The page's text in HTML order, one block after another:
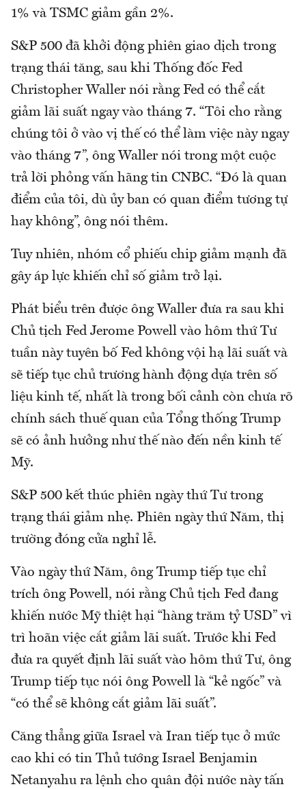
1% và TSMC giảm gần 2%.
S&P 500 đã khởi động phiên giao dịch trong
trạng thái tăng, sau khi Thống đốc Fed
Christopher Waller nói rằng Fed có thể cắt
giảm lãi suất ngay vào tháng 7. “Tôi cho rằng
chúng tôi ở vào vị thế có thể làm việc này ngay
vào tháng 7”, ông Waller nói trong một cuộc
trả lời phỏng vấn hãng tin CNBC. “Đó là quan
điểm của tôi, dù ủy ban có quan điểm tương tự
hay không”, ông nói thêm.
Tuy nhiên, nhóm cổ phiếu chip giảm mạnh đã
gây áp lực khiến chỉ số giảm trở lại.
Phát biểu trên được ông Waller đưa ra sau khi
Chủ tịch Fed Jerome Powell vào hôm thứ Tư
tuần này tuyên bố Fed không vội hạ lãi suất và
sẽ tiếp tục chủ trương hành động dựa trên số
liệu kinh tế, nhất là trong bối cảnh còn chưa rõ
chính sách thuế quan của Tổng thống Trump
sẽ có ảnh hưởng như thế nào đến nền kinh tế
Mỹ.
S&P 500 kết thúc phiên ngày thứ Tư trong
trạng thái giảm nhẹ. Phiên ngày thứ Năm, thị
trường đóng cửa nghỉ lễ.
Vào ngày thứ Năm, ông Trump tiếp tục chỉ
trích ông Powell, nói rằng Chủ tịch Fed đang
khiến nước Mỹ thiệt hại “hàng trăm tỷ USD” vì
trì hoãn việc cắt giảm lãi suất. Trước khi Fed
đưa ra quyết định lãi suất vào hôm thứ Tư, ông
Trump tiếp tục nói ông Powell là “kẻ ngốc” và
“có thể sẽ không cắt giảm lãi suất”.
Căng thẳng giữa Israel và Iran tiếp tục ở mức
cao khi có tin Thủ tướng Israel Benjamin
Netanyahu ra lệnh cho quân đội nước này tấn